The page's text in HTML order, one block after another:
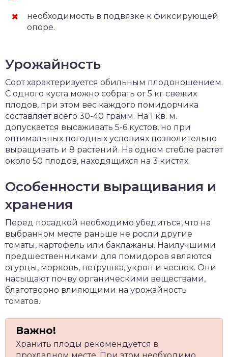
необходимость в подвязке к фиксирующей
опоре.
Урожайность
Сорт характеризуется обильным плодоношением.
С одного куста можно собрать от 5 кг свежих
плодов, при этом вес каждого помидорчика
составляет всего 30-40 грамм. На 1 кв. м.
допускается высаживать 5-6 кустов, но при
оптимальных погодных условиях позволительно
выращивать и 8 растений. На одном стебле растет
около 50 плодов, находящихся на 3 кистях.
Особенности выращивания и
хранения
Перед посадкой необходимо убедиться, что на
выбранном месте раньше не росли другие
томаты, картофель или баклажаны. Наилучшими
предшественниками для помидоров являются
огурцы, морковь, петрушка, укроп и чеснок. Они
насыщают почву органическими веществами,
благотворно влияющими на урожайность
томатов.
Хранить плоды рекомендуется в